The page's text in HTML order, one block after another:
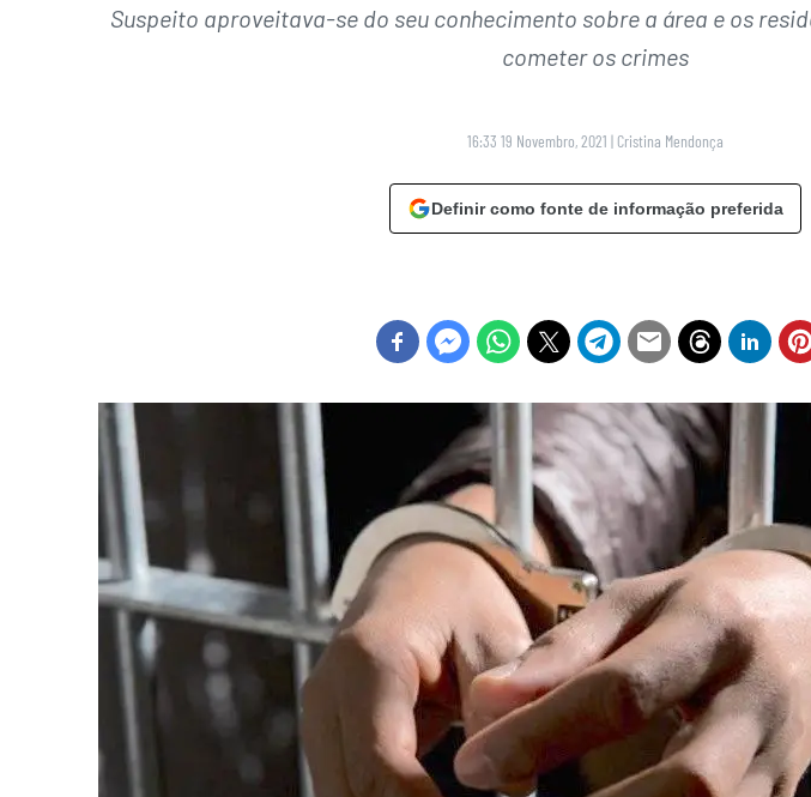
Suspeito aproveitava-se do seu conhecimento sobre a área e os
cometer os crimes
16:33 19 Novembro, 2021 | Cristina Mendonça
Definir como fonte de informação preferida